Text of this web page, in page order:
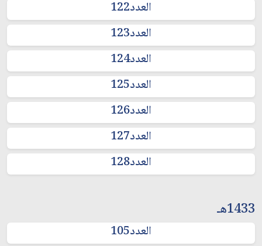
العدد122
العدد123
العدد124
العدد125
العدد126
العدد127
العدد128
1433هـ
العدد105